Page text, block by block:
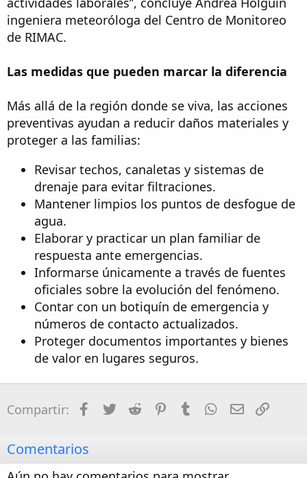
ingeniera meteoróloga del Centro de Monitoreo
de RIMAC.
Las medidas que pueden marcar la diferencia
Más allá de la región donde se viva, las acciones
preventivas ayudan a reducir daños materiales y
proteger a las familias:
Revisar techos, canaletas y sistemas de
drenaje para evitar filtraciones.
Mantener limpios los puntos de desfogue de
agua.
Elaborar y practicar un plan familiar de
respuesta ante emergencias.
Informarse únicamente a través de fuentes
oficiales sobre la evolución del fenómeno.
Contar con un botiquín de emergencia y
números de contacto actualizados.
Proteger documentos importantes y bienes
de valor en lugares seguros.
Compartir: FacebookTwitterReddit PinterestTumblrWhatsApp
Email
Comentarios